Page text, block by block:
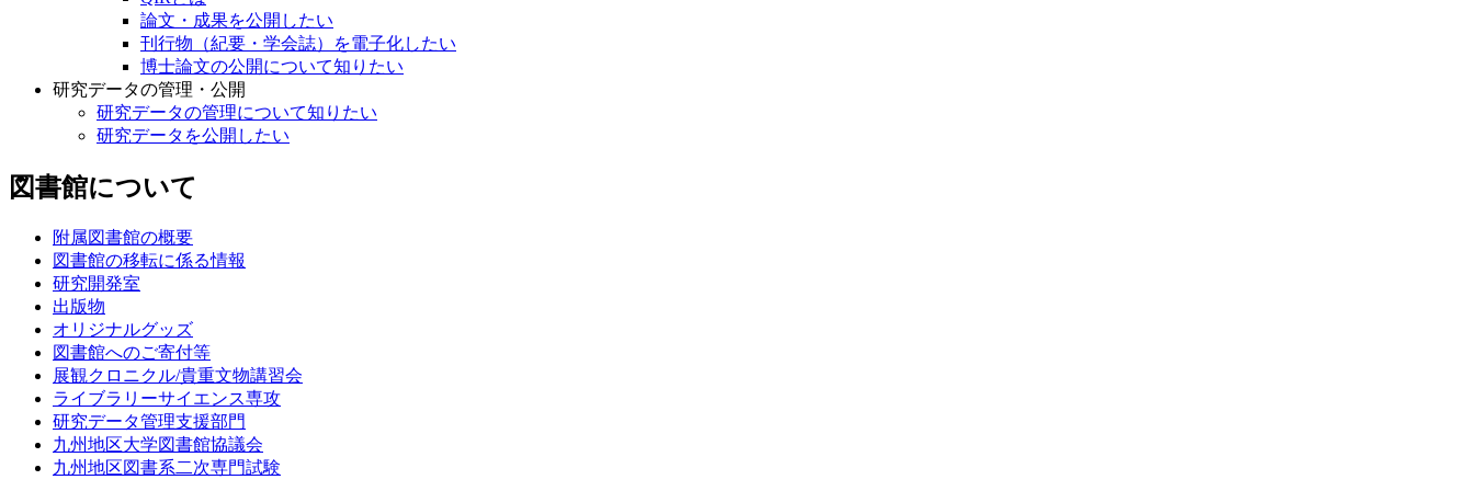
論文・成果を公開したい
刊行物（紀要・学会誌）を電子化したい
博士論文の公開について知りたい
研究データの管理・公開
研究データの管理について知りたい
研究データを公開したい
図書館について
附属図書館の概要
図書館の移転に係る情報
研究開発室
出版物
オリジナルグッズ
図書館へのご寄付等
展観クロニクル/貴重文物講習会
ライブラリーサイエンス専攻
研究データ管理支援部門
九州地区大学図書館協議会
九州地区図書系二次専門試験